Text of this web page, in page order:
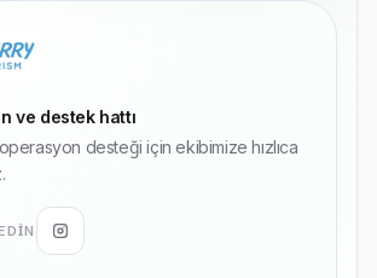
ve destek hattı
desteği için ekibimize hızlıca